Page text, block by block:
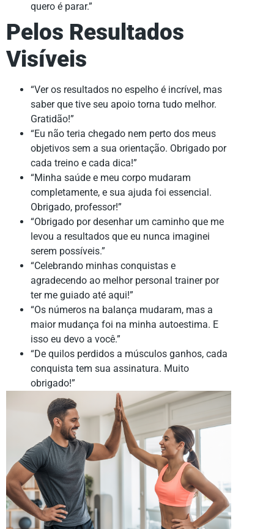
quero é parar.”
Pelos Resultados
Visíveis
“Ver os resultados no espelho é incrível, mas
saber que tive seu apoio torna tudo melhor.
Gratidão!”
“Eu não teria chegado nem perto dos meus
objetivos sem a sua orientação. Obrigado por
cada treino e cada dica!”
“Minha saúde e meu corpo mudaram
completamente, e sua ajuda foi essencial.
Obrigado, professor!”
“Obrigado por desenhar um caminho que me
levou a resultados que eu nunca imaginei
serem possíveis.”
“Celebrando minhas conquistas e
agradecendo ao melhor personal trainer por
ter me guiado até aqui!”
“Os números na balança mudaram, mas a
maior mudança foi na minha autoestima. E
isso eu devo a você.”
“De quilos perdidos a músculos ganhos, cada
conquista tem sua assinatura. Muito
obrigado!”